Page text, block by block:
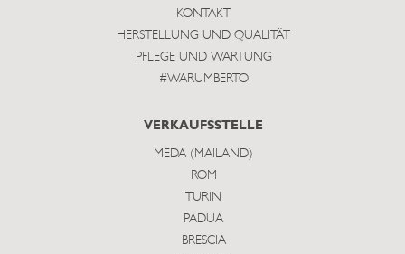
KONTAKT
HERSTELLUNG UND QUALITÄT
PFLEGE UND WARTUNG
#WARUMBERTO
VERKAUFSSTELLE
MEDA (MAILAND)
ROM
TURIN
PADUA
BRESCIA